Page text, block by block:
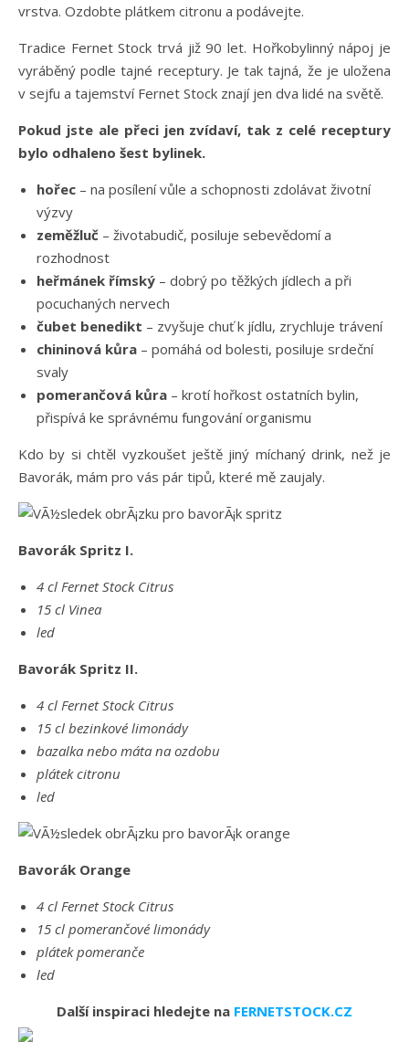
vrstva. Ozdobte plátkem citronu a podávejte.
Tradice Fernet Stock trvá již 90 let. Hořkobylinný nápoj je
vyráběný podle tajné receptury. Je tak tajná, že je uložena
v sejfu a tajemství Fernet Stock znají jen dva lidé na světě.
Pokud jste ale přeci jen zvídaví, tak z celé receptury
bylo odhaleno šest bylinek.
hořec – na posílení vůle a schopnosti zdolávat životní
výzvy
zeměžluč – životabudič, posiluje sebevědomí a
rozhodnost
heřmánek římský – dobrý po těžkých jídlech a při
pocuchaných nervech
čubet benedikt – zvyšuje chuť k jídlu, zrychluje trávení
chininová kůra – pomáhá od bolesti, posiluje srdeční
svaly
pomerančová kůra – krotí hořkost ostatních bylin,
přispívá ke správnému fungování organismu
Kdo by si chtěl vyzkoušet ještě jiný míchaný drink, než je
Bavorák, mám pro vás pár tipů, které mě zaujaly.
Bavorák Spritz I.
4 cl Fernet Stock Citrus
15 cl Vinea
led
Bavorák Spritz II.
4 cl Fernet Stock Citrus
15 cl bezinkové limonády
bazalka nebo máta na ozdobu
plátek citronu
led
Bavorák Orange
4 cl Fernet Stock Citrus
15 cl pomerančové limonády
plátek pomeranče
led
Další inspiraci hledejte na FERNETSTOCK.CZ